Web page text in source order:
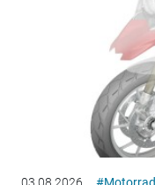
03.08.2026 #Motorrad